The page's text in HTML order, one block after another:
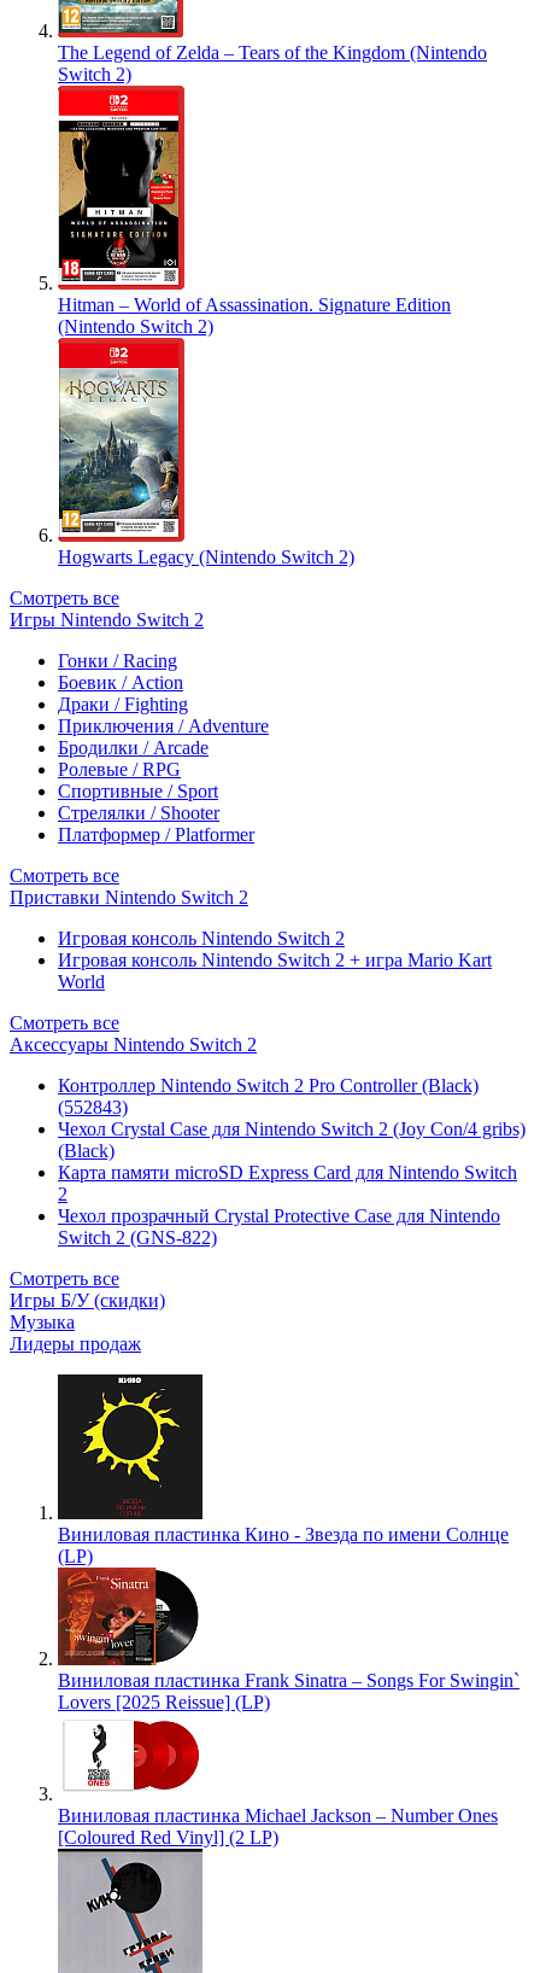
The Legend of Zelda – Tears of the Kingdom (Nintendo
Switch 2)
Hitman – World of Assassination. Signature Edition
(Nintendo Switch 2)
Hogwarts Legacy (Nintendo Switch 2)
Смотреть все
Игры Nintendo Switch 2
Гонки / Racing
Боевик / Action
Драки / Fighting
Приключения / Adventure
Бродилки / Arcade
Ролевые / RPG
Спортивные / Sport
Стрелялки / Shooter
Платформер / Platformer
Смотреть все
Приставки Nintendo Switch 2
Игровая консоль Nintendo Switch 2
Игровая консоль Nintendo Switch 2 + игра Mario Kart
World
Смотреть все
Аксессуары Nintendo Switch 2
Контроллер Nintendo Switch 2 Pro Controller (Black)
(552843)
Чехол Сrystal Сase для Nintendo Switch 2 (Joy Con/4 gribs)
(Black)
Карта памяти microSD Express Card для Nintendo Switch
2
Чехол прозрачный Crystal Protective Case для Nintendo
Switch 2 (GNS-822)
Смотреть все
Игры Б/У (скидки)
Музыка
Лидеры продаж
Виниловая пластинка Кино - Звезда по имени Солнце
(LP)
Виниловая пластинка Frank Sinatra – Songs For Swingin`
Lovers [2025 Reissue] (LP)
Виниловая пластинка Michael Jackson – Number Ones
[Coloured Red Vinyl] (2 LP)